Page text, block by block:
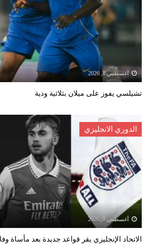
أغسطس 8, 2026
تشيلسي يفوز على ميلان بثلاثية ودية
الدوري الانجليزي
أغسطس 8, 2026
الاتحاد الإنجليزي يقر قواعد جديدة بعد مأساة